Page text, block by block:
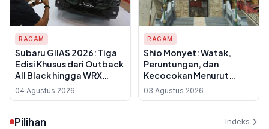
RAGAM
Subaru GIIAS 2026: Tiga
Edisi Khusus dari Outback
All Black hingga WRX
Wagon STI Cherry
Blossom
04 Agustus 2026
RAGAM
Shio Monyet: Watak,
Peruntungan, dan
Kecocokan Menurut
Astrologi Tionghoa
03 Agustus 2026
Pilihan Indeks